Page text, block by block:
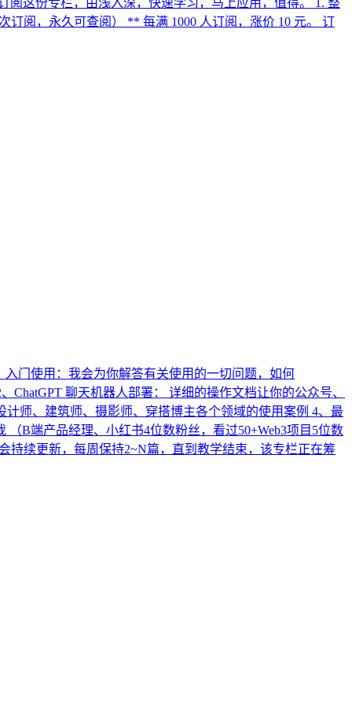
阅这份专栏，由浅入深，快速学习，马上应用，值得。 1. 整
订阅，永久可查阅） ** 每满 1000 人订阅，涨价 10 元。 订
门使用：我会为你解答有关使用的一切问题，如何
ChatGPT 聊天机器人部署： 详细的操作文档让你的公众号、
计师、建筑师、摄影师、穿搭博主各个领域的使用案例 4、最
B端产品经理、小红书4位数粉丝，看过50+Web3项目5位数
持续更新，每周保持2~N篇，直到教学结束，该专栏正在筹